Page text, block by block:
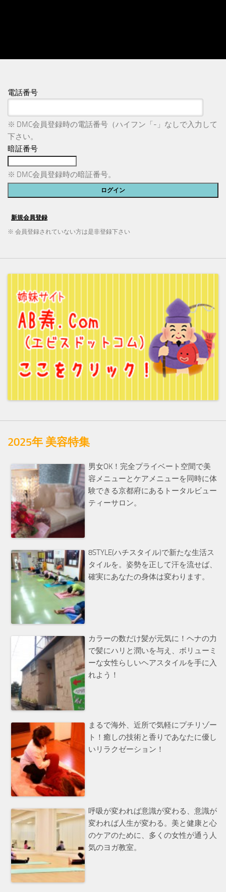
電話番号
※ DMC会員登録時の電話番号（ハイフン「-」なしで入力して
下さい。
暗証番号
※ DMC会員登録時の暗証番号。
※ 会員登録されていない方は是非登録下さい
2025年 美容特集
男女OK！完全プライベート空間で美
容メニューとケアメニューを同時に体
験できる京都府にあるトータルビュー
ティーサロン。
8STYLE(ハチスタイル)で新たな生活ス
タイルを。姿勢を正して汗を流せば、
確実にあなたの身体は変わります。
カラーの数だけ髪が元気に！ヘナの力
で髪にハリと潤いを与え、ボリューミ
ーな女性らしいヘアスタイルを手に入
れよう！
まるで海外、近所で気軽にプチリゾー
ト！癒しの技術と香りであなたに優し
いリラクゼーション！
呼吸が変われば意識が変わる、意識が
変われば人生が変わる。美と健康と心
のケアのために、多くの女性が通う人
気のヨガ教室。